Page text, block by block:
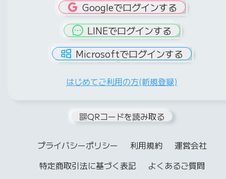
Googleでログインする
LINEでログインする
Microsoftでログインする
はじめてご利用の方(新規登録)
QRコードを読み取る
プライバシーポリシー 利用規約
運営会社
特定商取引法に基づく表記
よくあるご質問